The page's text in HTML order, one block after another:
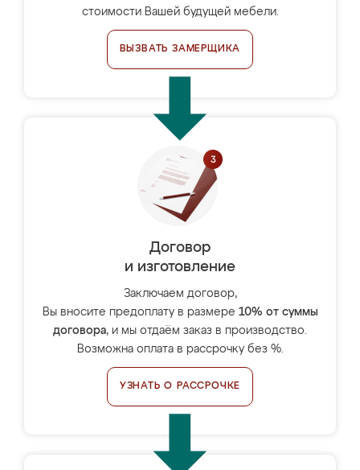
стоимости Вашей будущей мебели.
ВЫЗВАТЬ ЗАМЕРЩИКА
Договор
и изготовление
Заключаем договор,
Вы вносите предоплату в размере 10% от суммы
договора, и мы отдаём заказ в производство.
Возможна оплата в рассрочку без %.
УЗНАТЬ О РАССРОЧКЕ